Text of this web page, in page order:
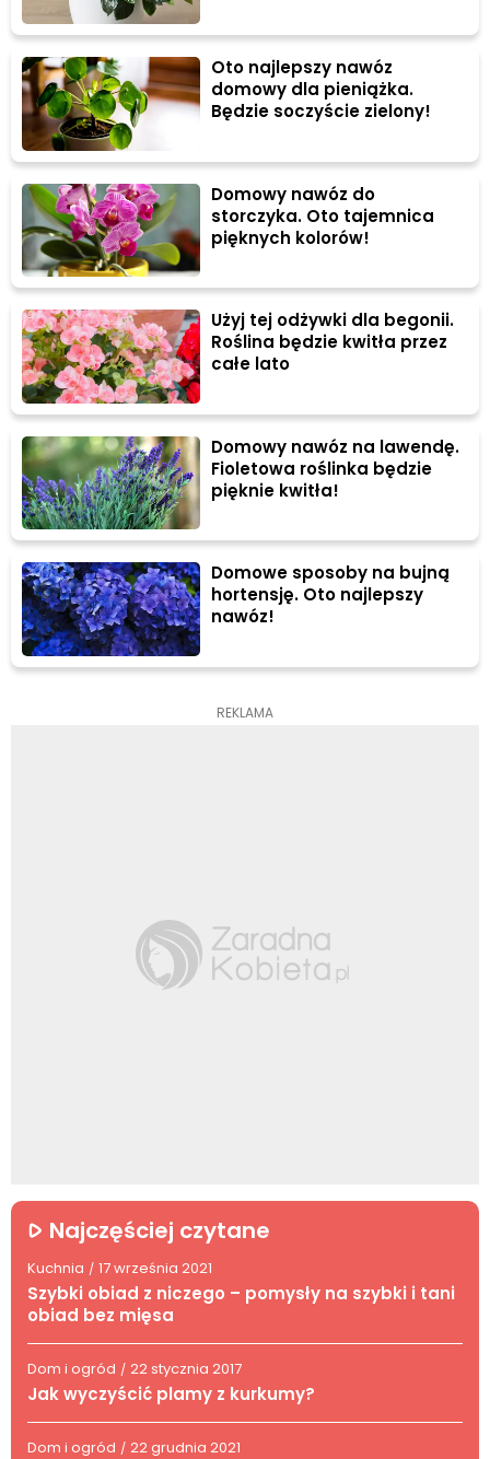
Oto najlepszy nawóz
domowy dla pieniążka.
Będzie soczyście zielony!
Domowy nawóz do
storczyka. Oto tajemnica
pięknych kolorów!
Użyj tej odżywki dla begonii.
Roślina będzie kwitła przez
całe lato
Domowy nawóz na lawendę.
Fioletowa roślinka będzie
pięknie kwitła!
Domowe sposoby na bujną
hortensję. Oto najlepszy
nawóz!
REKLAMA
Najczęściej czytane
Kuchnia / 17 września 2021
Szybki obiad z niczego – pomysły na szybki i tani
obiad bez mięsa
Dom i ogród / 22 stycznia 2017
Jak wyczyścić plamy z kurkumy?
Dom i ogród / 22 grudnia 2021